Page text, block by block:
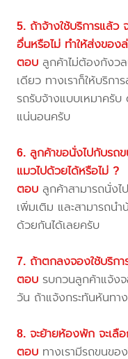
5. ถ้าจ้างใช้บริการแล้ว
อื่นหรือไม่ ทำให้ส่งของ
ตอบ ลูกค้าไม่ต้องกังว
เดียว ทางเราก็ให้บริกา
รถรับจ้างแบบเหมาครั
แน่นอนครับ
6. ลูกค้าขอนั่งไปกับรถ
แมวไปด้วยได้หรือไม่ ?
ตอบ ลูกค้าสามารถนั่ง
เพิ่มเติม และสามารถน
ด้วยกันได้เลยครับ
7. ถ้าตกลงจองใช้บริก
ตอบ รบกวนลูกค้าแจ้ง
วัน ถ้าแจ้งกระทันหันทา
8. จะย้ายห้องพัก จะเลื
ตอบ ทางเรามีรถขนขอ